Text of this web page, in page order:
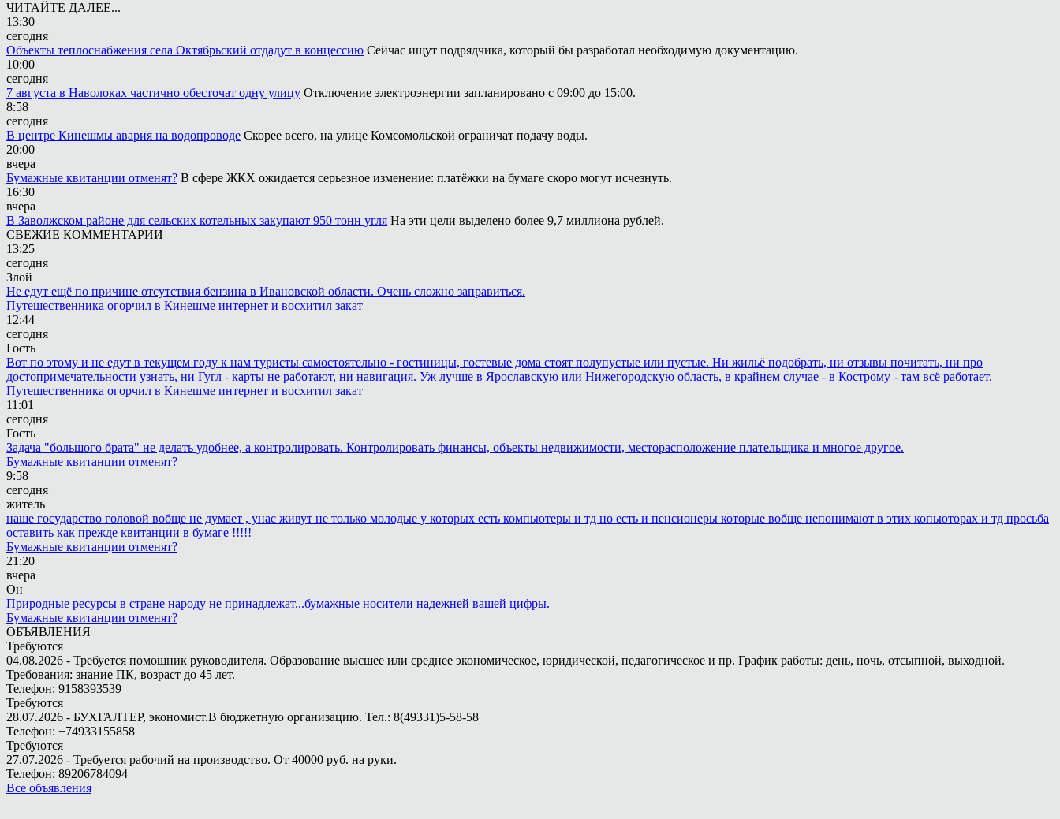
ЧИТАЙТЕ ДАЛЕЕ...
13:30
сегодня
Объекты теплоснабжения села Октябрьский отдадут в концессию Сейчас ищут подрядчика, который бы разработал необходимую документацию.
10:00
сегодня
7 августа в Наволоках частично обесточат одну улицу Отключение электроэнергии запланировано с 09:00 до 15:00.
8:58
сегодня
В центре Кинешмы авария на водопроводе Скорее всего, на улице Комсомольской ограничат подачу воды.
20:00
вчера
Бумажные квитанции отменят? В сфере ЖКХ ожидается серьезное изменение: платёжки на бумаге скоро могут исчезнуть.
16:30
вчера
В Заволжском районе для сельских котельных закупают 950 тонн угля На эти цели выделено более 9,7 миллиона рублей.
СВЕЖИЕ КОММЕНТАРИИ
13:25
сегодня
Злой
Не едут ещё по причине отсутствия бензина в Ивановской области. Очень сложно заправиться.
Путешественника огорчил в Кинешме интернет и восхитил закат
12:44
сегодня
Гость
Вот по этому и не едут в текущем году к нам туристы самостоятельно - гостиницы, гостевые дома стоят полупустые или пустые. Ни жильё подобрать, ни отзывы почитать, ни про
достопримечательности узнать, ни Гугл - карты не работают, ни навигация. Уж лучше в Ярославскую или Нижегородскую область, в крайнем случае - в Кострому - там всё работает.
Путешественника огорчил в Кинешме интернет и восхитил закат
11:01
сегодня
Гость
Задача "большого брата" не делать удобнее, а контролировать. Контролировать финансы, объекты недвижимости, месторасположение плательщика и многое другое.
Бумажные квитанции отменят?
9:58
сегодня
житель
наше государство головой вобще не думает , унас живут не только молодые у которых есть компьютеры и тд но есть и пенсионеры которые вобще непонимают в этих копьюторах и тд просьба
оставить как прежде квитанции в бумаге !!!!!
Бумажные квитанции отменят?
21:20
вчера
Он
Природные ресурсы в стране народу не принадлежат...бумажные носители надежней вашей цифры.
Бумажные квитанции отменят?
ОБЪЯВЛЕНИЯ
Требуются
04.08.2026 - Требуется помощник руководителя. Образование высшее или среднее экономическое, юридической, педагогическое и пр. График работы: день, ночь, отсыпной, выходной.
Требования: знание ПК, возраст до 45 лет.
Телефон: 9158393539
Требуются
28.07.2026 - БУХГАЛТЕР, экономист.В бюджетную организацию. Тел.: 8(49331)5-58-58
Телефон: +74933155858
Требуются
27.07.2026 - Требуется рабочий на производство. От 40000 руб. на руки.
Телефон: 89206784094
Все объявления